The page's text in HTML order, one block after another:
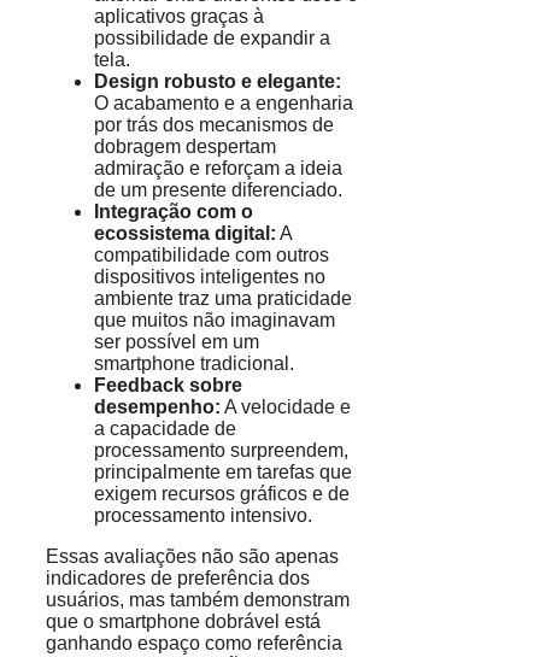
aplicativos graças à
possibilidade de expandir a
tela.
Design robusto e elegante:
O acabamento e a engenharia
por trás dos mecanismos de
dobragem despertam
admiração e reforçam a ideia
de um presente diferenciado.
Integração com o
ecossistema digital: A
compatibilidade com outros
dispositivos inteligentes no
ambiente traz uma praticidade
que muitos não imaginavam
ser possível em um
smartphone tradicional.
Feedback sobre
desempenho: A velocidade e
a capacidade de
processamento surpreendem,
principalmente em tarefas que
exigem recursos gráficos e de
processamento intensivo.
Essas avaliações não são apenas
indicadores de preferência dos
usuários, mas também demonstram
que o smartphone dobrável está
ganhando espaço como referência